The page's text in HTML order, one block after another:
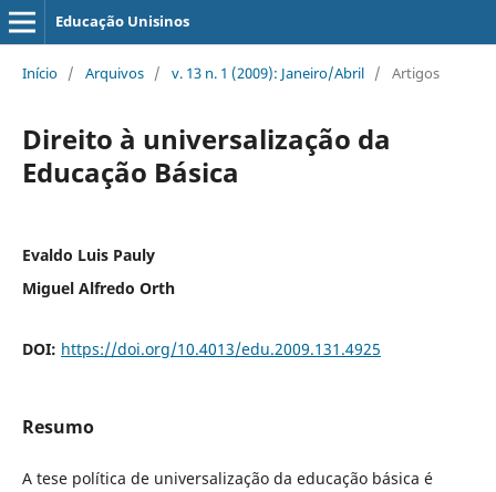
Educação Unisinos
Início / Arquivos / v. 13 n. 1 (2009): Janeiro/Abril / Artigos
Direito à universalização da
Educação Básica
Evaldo Luis Pauly
Miguel Alfredo Orth
DOI: https://doi.org/10.4013/edu.2009.131.4925
Resumo
A tese política de universalização da educação básica é